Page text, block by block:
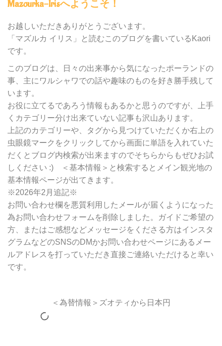
の
テ
ゴ
ー
別
検
Mazourka-Irisへようこそ！
お越しいただきありがとうございます。
「マズルカ イリス」と読むこのブログを書いているKaori
です。
このブログは、日々の出来事から気になったポーランドの
事、主にワルシャワでの話や趣味のものを好き勝手残して
います。
お役に立てるであろう情報もあるかと思うのですが、上手
くカテゴリー分け出来ていない記事も沢山あります。
上記のカテゴリーや、タグから見つけていただくか右上の
虫眼鏡マークをクリックしてから画面に単語を入れていた
だくとブログ内検索が出来ますのでそちらからもぜひお試
しください :) ＜基本情報＞と検索するとメイン観光地の
基本情報ページが出てきます。
※2026年2月追記※
お問い合わせ欄を悪質利用したメールが届くようになった
為お問い合わせフォームを削除しました。ガイドご希望の
方、またはご感想などメッセージをくださる方はインスタ
グラムなどのSNSのDMかお問い合わせページにあるメー
ルアドレスを打っていただき直接ご連絡いただけると幸い
です。
＜為替情報＞ズオティから日本円